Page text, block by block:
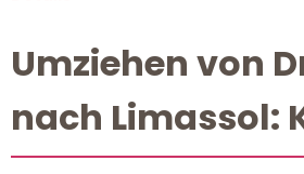
Umziehen von
nach Limassol: